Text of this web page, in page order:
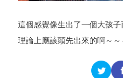
這個感覺像生出了一個大孩
理論上應該頭先出來的啊～～